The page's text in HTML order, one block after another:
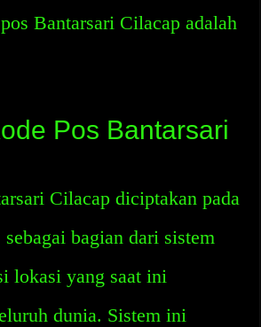
Bantarsari Cilacap adalah
Pos Bantarsari
Cilacap diciptakan pada
bagian dari sistem
lokasi yang saat ini
dunia. Sistem ini